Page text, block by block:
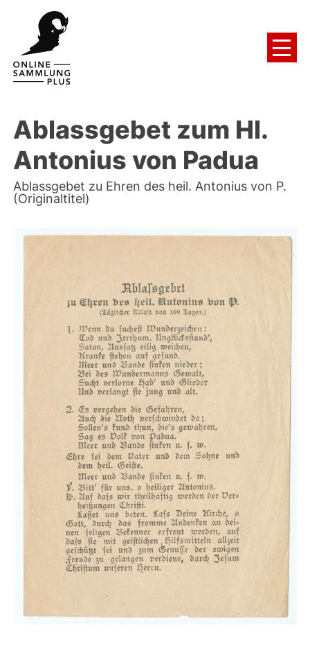
Ablassgebet zum Hl.
Antonius von Padua
Ablassgebet zu Ehren des heil. Antonius von P.
(Originaltitel)